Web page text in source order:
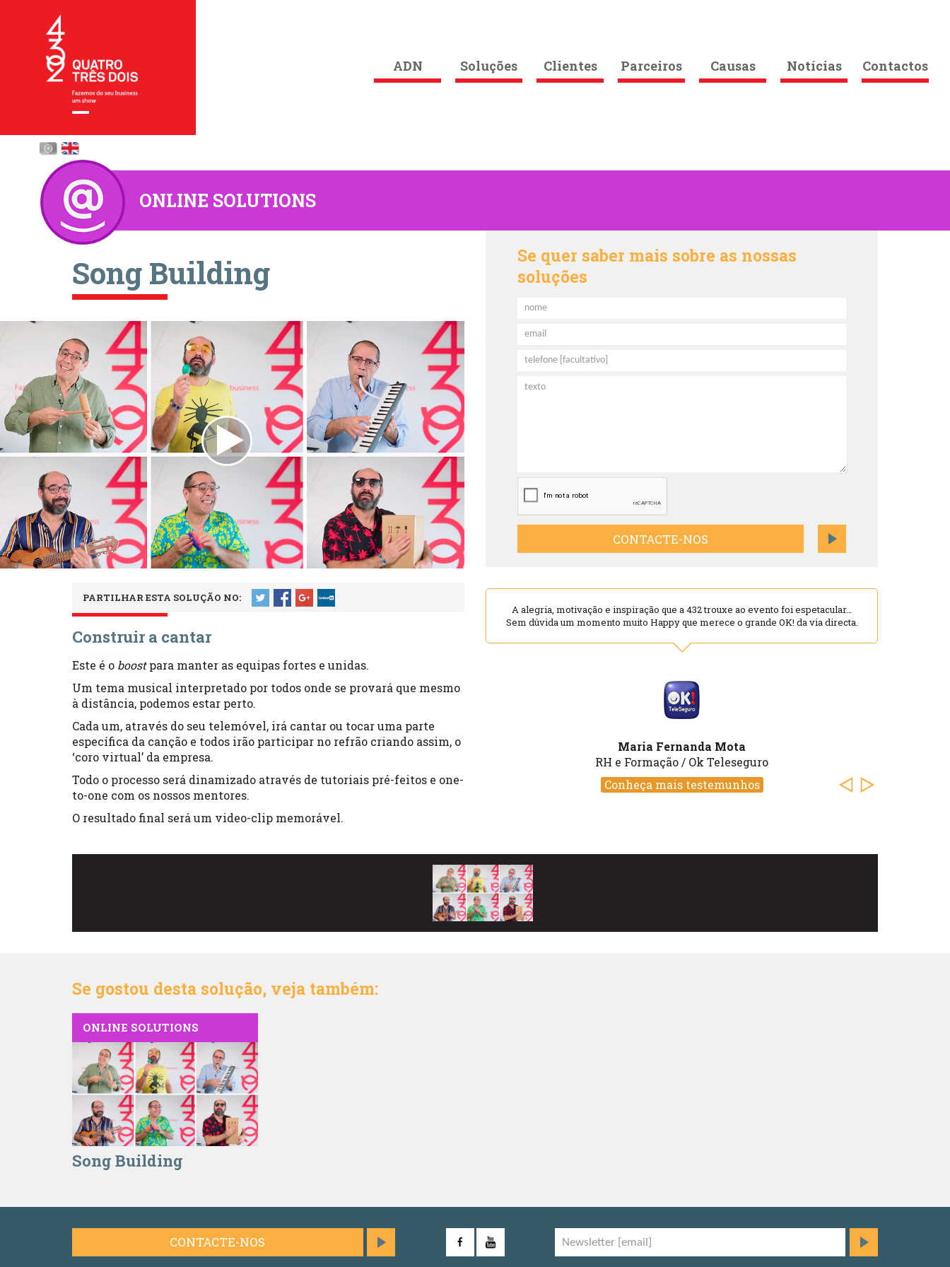
ADN Soluções Clientes Parceiros Causas Notícias Contactos
ONLINE SOLUTIONS
Song Building
PARTILHAR ESTA SOLUÇÃO NO:
Construir a cantar
Este é o boostpara manter as equipas fortes e unidas.
Um tema musical interpretado por todos onde se provará que mesmo
à distância, podemos estar perto.
Cada um, através do seu telemóvel, irá cantar ou tocar uma parte
específica da canção e todos irão participar no refrão criando assim, o
‘coro virtual’ da empresa.
Todo o processo será dinamizado através de tutoriais pré-feitos e one-
to-one com os nossos mentores.
O resultado final será um video-clip memorável.
Se quer saber mais sobre as nossas
soluções
CONTACTE-NOS
A alegria, motivação e inspiração que a 432 trouxe ao evento foi espetacular…
Sem dúvida um momento muito Happy que merece o grande OK! da via directa.
Maria Fernanda Mota
RH e Formação / Ok Teleseguro
Conheça mais testemunhos
Previous
Next
Se gostou desta solução, veja também:
ONLINE SOLUTIONS
Song Building
CONTACTE-NOS